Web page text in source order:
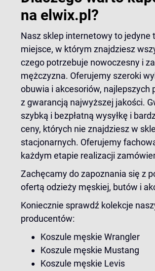
na elwix.pl?
Nasz sklep internetowy to jedyne
miejsce, w którym znajdziesz
czego potrzebuje nowoczesny i
mężczyzna. Oferujemy szeroki
obuwia i akcesoriów, najlepszych
z gwarancją najwyższej jakości.
szybką i bezpłatną wysyłkę i
ceny, których nie znajdziesz w
stacjonarnych. Oferujemy
każdym etapie realizacji
Zachęcamy do zapoznania się z
ofertą odzieży męskiej, butów i
Koniecznie sprawdź kolekcje
producentów:
Koszule męskie Wrangler
Koszule męskie Mustang
Koszule męskie Levis